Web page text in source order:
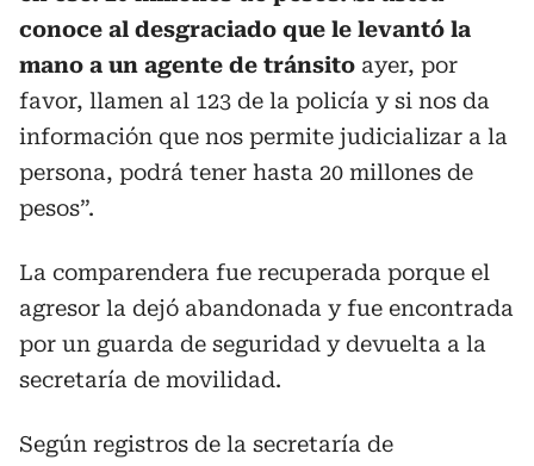
conoce al desgraciado que le levantó la
mano a un agente de tránsito ayer, por
favor, llamen al 123 de la policía y si nos da
información que nos permite judicializar a la
persona, podrá tener hasta 20 millones de
pesos”.
La comparendera fue recuperada porque el
agresor la dejó abandonada y fue encontrada
por un guarda de seguridad y devuelta a la
secretaría de movilidad.
Según registros de la secretaría de